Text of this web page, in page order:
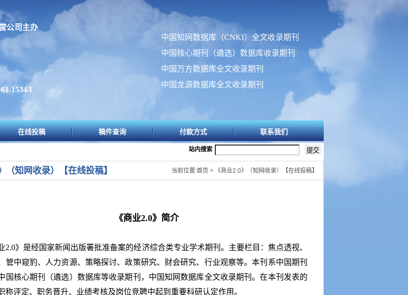
公司主办
1534/I
中国知网数据库（CNKI）全文收录期刊
中国核心期刊（遴选）数据库收录期刊
中国万方数据库全文收录期刊
中国龙源数据库全文收录期刊
在线投稿 稿件查询 付款方式 联系我们
站内搜索
（知网收录）【在线投稿】 当前位置:首页 > 《商业2.0》（知网收录）【在线投稿】
《商业2.0》简介
2.0》是经国家新闻出版署批准备案的经济综合类专业学术期刊。主要栏目：焦点透视、
管中窥豹、人力资源、策略探讨、政策研究、财会研究、行业观察等。本刊系中国期刊
国核心期刊（遴选）数据库等收录期刊，中国知网数据库全文收录期刊。在本刊发表的
称评定、职务晋升、业绩考核及岗位竞聘中起到重要科研认定作用。